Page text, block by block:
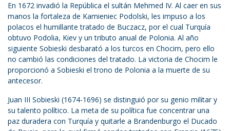
En 1672 invadió la República el sultán Mehmed IV. Al caer en sus
manos la fortaleza de Kamieniec Podolski, les impuso a los
polacos el humillante tratado de Buczacz, por el cual Turquía
obtuvo Podolia, Kiev y un tributo anual de Polonia. Al año
siguiente Sobieski desbarató a los turcos en Chocim, pero ello
no cambió las condiciones del tratado. La victoria de Chocim le
proporcionó a Sobieski el trono de Polonia a la muerte de su
antecesor.
Juan III Sobieski (1674-1696) se distinguió por su genio militar y
su talento político. La meta de su política fue concentrar una
paz duradera con Turquía y quitarle a Brandenburgo el Ducado